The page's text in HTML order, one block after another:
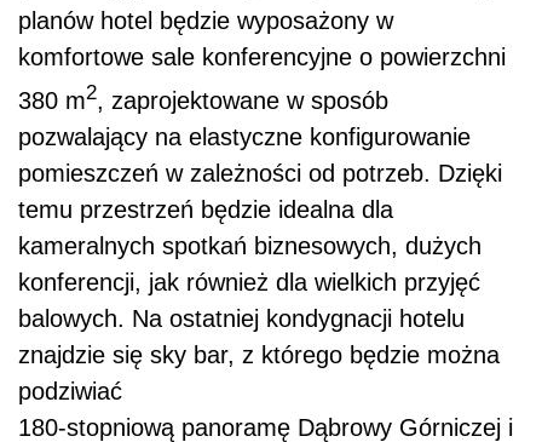
planów hotel będzie wyposażony w
komfortowe sale konferencyjne o powierzchni
380 m2, zaprojektowane w sposób
pozwalający na elastyczne konfigurowanie
pomieszczeń w zależności od potrzeb. Dzięki
temu przestrzeń będzie idealna dla
kameralnych spotkań biznesowych, dużych
konferencji, jak również dla wielkich przyjęć
balowych. Na ostatniej kondygnacji hotelu
znajdzie się sky bar, z którego będzie można
podziwiać
180-stopniową panoramę Dąbrowy Górniczej i